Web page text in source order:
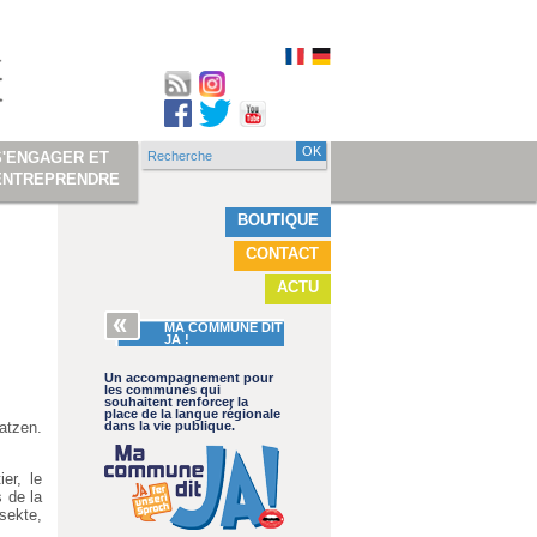
BOUTIQUE
CONTACT
ACTU
MA COMMUNE DIT
JA !
Un accompagnement pour
les communes qui
souhaitent renforcer la
place de la langue régionale
dans la vie publique.
le
de la
ET
Formulaire de
Recherche